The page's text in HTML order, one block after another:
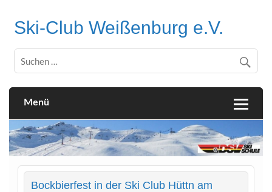
contentSki-Club Weißenburg e.V.
Menü
Bockbierfest in der Ski Club Hüttn am